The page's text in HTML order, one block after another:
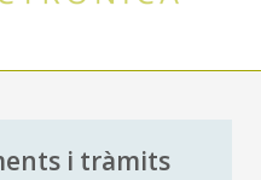
i tràmits